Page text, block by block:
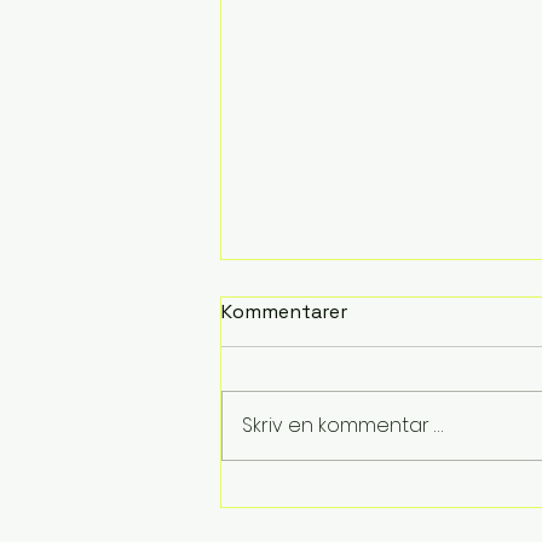
Fra liv til lyrikk
Kommentarer
Skriv en kommentar …